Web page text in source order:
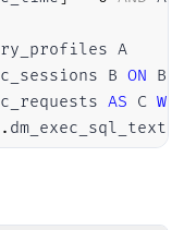
A
B ON B
AS C
. dm_exec_sql_text